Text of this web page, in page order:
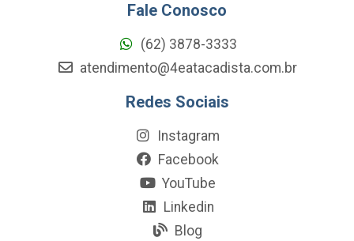
Fale Conosco
(62) 3878-3333
atendimento@4eatacadista.com.br
Redes Sociais
Instagram
Facebook
YouTube
Linkedin
Blog